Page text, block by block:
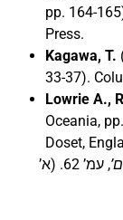
pp. 164-
Press.
Kagawa, T.
33-37).
Lowrie A.,
Oceania,
Doset,
, עמ’ 62. (א’